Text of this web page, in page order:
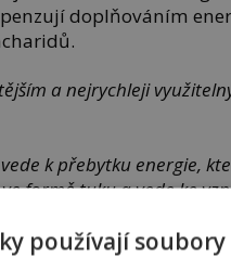
doplňováním
a nejrychleji
k přebytku energie,
formě tuku a vede ke
nemocnice v Kolíně.
používají soubory